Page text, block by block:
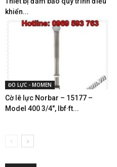
khiển...
ĐO LỰC - MOMEN
Cờ lê lực Norbar – 15177 –
Model 400 3/4″, lbf·ft...